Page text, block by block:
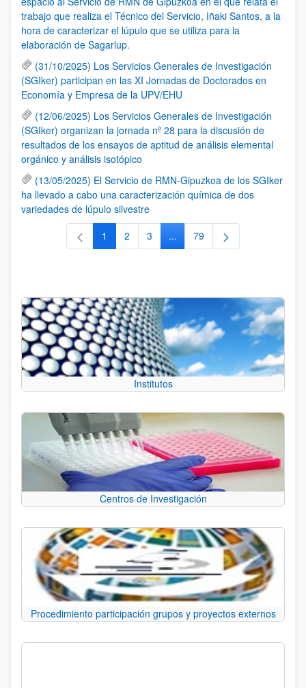
trabajo que realiza el Técnico del Servicio, Iñaki Santos, a la
hora de caracterizar el lúpulo que se utiliza para la
elaboración de Sagarlup.
(31/10/2025) Los Servicios Generales de Investigación
(SGIker) participan en las XI Jornadas de Doctorados en
Economía y Empresa de la UPV/EHU
(12/06/2025) Los Servicios Generales de Investigación
(SGIker) organizan la jornada nº 28 para la discusión de
resultados de los ensayos de aptitud de análisis elemental
orgánico y análisis isotópico
(13/05/2025) El Servicio de RMN-Gipuzkoa de los SGIker
ha llevado a cabo una caracterización química de dos
variedades de lúpulo silvestre
Página
1 Página
2 Página
3 ...Páginas intermedias Use TAB
Página
79
Institutos
Centros de Investigación
Procedimiento participación grupos y proyectos externos